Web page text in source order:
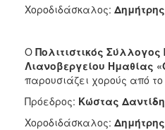
Χοροδιδάσκαλος:
Ο Πολιτιστικός
Λιανοβεργείου Ημαθίας
παρουσιάζει χορούς από το
Πρόεδρος: Κώστας
Χοροδιδάσκαλος: